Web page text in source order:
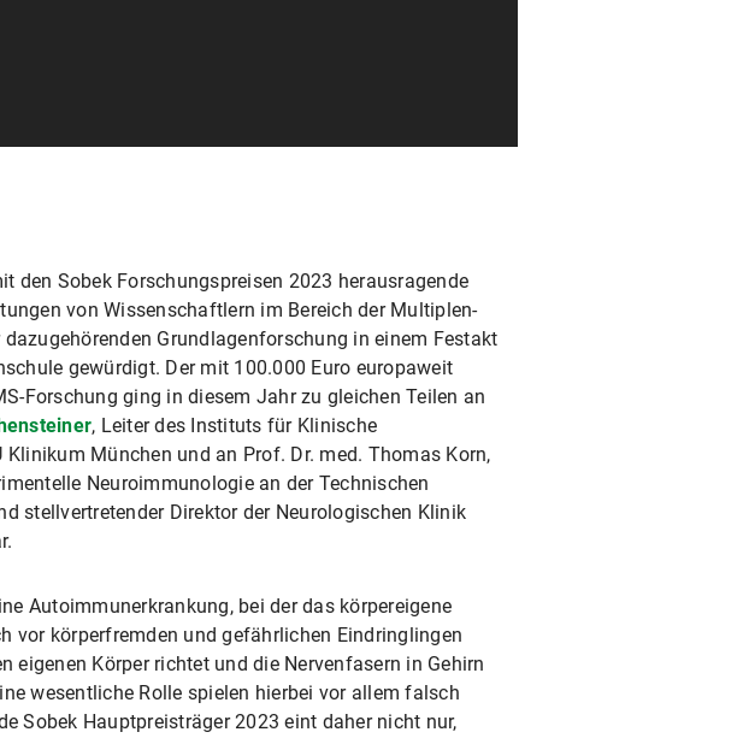
den Sobek Forschungspreisen 2023 herausragende
von Wissenschaftlern im Bereich der Multiplen-
Grundlagenforschung in einem Festakt
gewürdigt. Der mit 100.000 Euro europaweit
Forschung ging in diesem Jahr zu gleichen Teilen an
, Leiter des Instituts für Klinische
München und an Prof. Dr. med. Thomas Korn,
Neuroimmunologie an der Technischen
stellvertretender Direktor der Neurologischen Klinik
Autoimmunerkrankung, bei der das körpereigene
vor körperfremden und gefährlichen Eindringlingen
eigenen Körper richtet und die Nervenfasern in Gehirn
wesentliche Rolle spielen hierbei vor allem falsch
Sobek Hauptpreisträger 2023 eint daher nicht nur,